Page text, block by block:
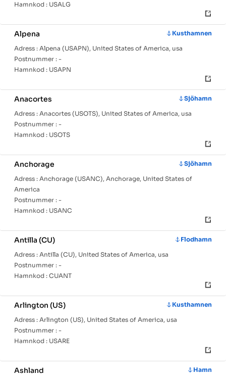
Hamnkod : USALG
Alpena
Kusthamnen
Adress : Alpena (USAPN), United States of America, usa
Postnummer : -
Hamnkod : USAPN
Anacortes
Sjöhamn
Adress : Anacortes (USOTS), United States of America, usa
Postnummer : -
Hamnkod : USOTS
Anchorage
Sjöhamn
Adress : Anchorage (USANC), Anchorage, United States of
America
Postnummer : -
Hamnkod : USANC
Antilla (CU)
Flodhamn
Adress : Antilla (CU), United States of America, usa
Postnummer : -
Hamnkod : CUANT
Arlington (US)
Kusthamnen
Adress : Arlington (US), United States of America, usa
Postnummer : -
Hamnkod : USARE
Ashland
Hamn